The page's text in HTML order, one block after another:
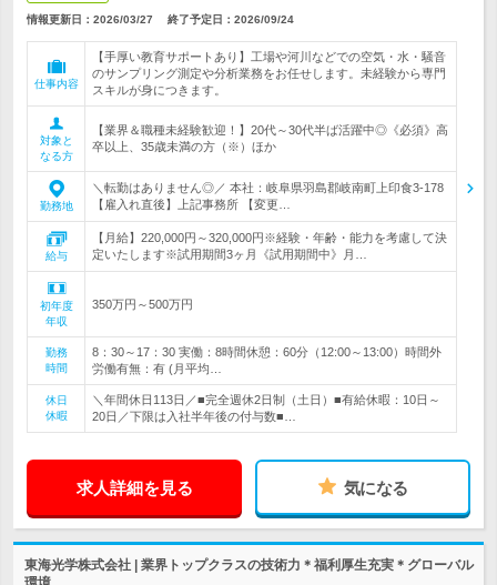
情報更新日：2026/03/27 終了予定日： 2026/09/24
仕事内容
【手厚い教育サポートあり】工場や河川などでの空気・水・騒音
のサンプリング測定や分析業務をお任せします。未経験から専門
スキルが身につきます。
対象と
なる方
【業界＆職種未経験歓迎！】20代～30代半ば活躍中◎《必須》高
卒以上、35歳未満の方（※）ほか
勤務地
＼転勤はありません◎／ 本社：岐阜県羽島郡岐南町上印食3-178
【雇入れ直後】上記事務所 【変更…
給与
【月給】220,000円～320,000円※経験・年齢・能力を考慮して決
定いたします※試用期間3ヶ月《試用期間中》月…
初年度
年収
350万円～500万円
勤務
時間
8：30～17：30 実働：8時間休憩：60分（12:00～13:00）時間外
労働有無：有 (月平均…
休日
休暇
＼年間休日113日／■完全週休2日制（土日）■有給休暇：10日～
20日／下限は入社半年後の付与数■…
求人詳細を見る 気になる
東海光学株式会社 | 業界トップクラスの技術力＊福利厚生充実＊グローバル